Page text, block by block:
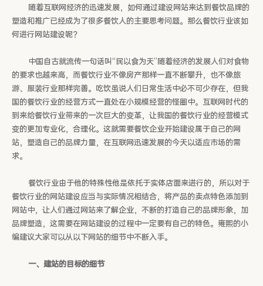
随着互联网经济的迅速发展，如何通过建设网站来达到餐饮品牌的
塑造和推广已经成为了很多餐饮人的主要思考问题。那么餐饮行业该如
何进行网站建设呢？
中国自古就流传一句话叫“民以食为天”随着经济的发展人们对食物
的要求也越来高，而餐饮行业不像房产那样一直不断攀升，也不像旅
游、服装行业那样完善。吃饮虽说人们日常生活中必不可少存在，但我
国的餐饮行业的经营方式一直处在小规模经营的怪圈中。互联网时代的
到来给餐饮行业带来的一次巨大的变革，让我国的餐饮行业的经营模式
变的更加专业化，合理化。这就需要餐饮企业开始建设属于自己的网
站，塑造自己的品牌力量，在互联网迅速发展的今天以适应市场的需
求。
餐饮行业由于他的特殊性他是依托于实体店面来进行的，所以对于
餐饮行业的网站建设应当与实际情况相结合，将产品的卖点特色添加到
网站中，让人们通过网站来了解企业，不断的打造自己的品牌形象，加
品牌塑造，这需要在网站建设的过程中一定要有自己的特色。雍熙的小
编建议大家可以从以下网站的细节中不断入手。
一、建站的目标的细节